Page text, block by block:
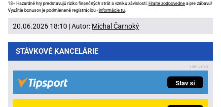
18+ Hazardné hry predstavujú riziko finančných strát a vzniku závislosti. Hrajte zodpovedne a pre zábavu!
Využitie bonusov je podmienené registráciou -informácie tu
20.06.2026 18:10 | Autor: Michal Čarnoký
STÁVKOVÉ KANCELÁRIE
Stav si